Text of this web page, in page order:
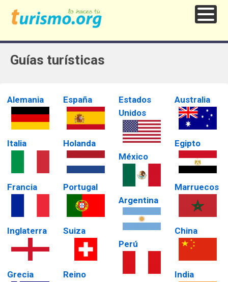
Guías turísticas
Alemania
Italia
Francia
Inglaterra
Grecia
España
Holanda
Portugal
Suiza
Reino
Estados
Unidos
México
Argentina
Perú
Australia
Egipto
Marruecos
China
India